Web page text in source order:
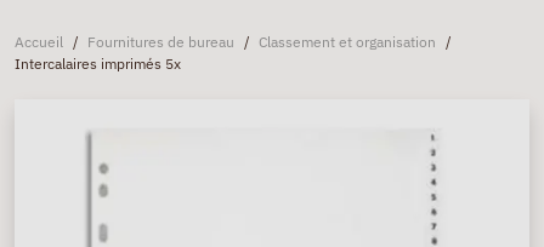
Accueil / Fournitures de bureau / Classement et organisation /
Intercalaires imprimés 5x